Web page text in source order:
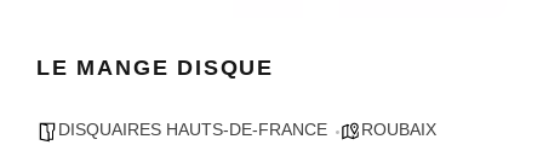
LE MANGE DISQUE
DISQUAIRES HAUTS-DE-FRANCE ROUBAIX